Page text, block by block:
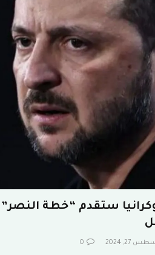
ستقدم “خطة النصر”
27, 2024
0